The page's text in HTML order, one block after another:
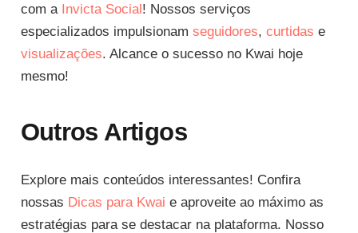
com a Invicta Social! Nossos serviços
especializados impulsionam seguidores, curtidas e
visualizações. Alcance o sucesso no Kwai hoje
mesmo!
Outros Artigos
Explore mais conteúdos interessantes! Confira
nossas Dicas para Kwai e aproveite ao máximo as
estratégias para se destacar na plataforma. Nosso